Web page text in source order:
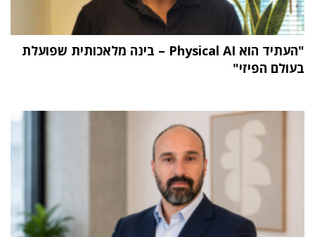
"העתיד הוא Physical AI – בינה מלאכותית שפועלת
בעולם הפיזי"